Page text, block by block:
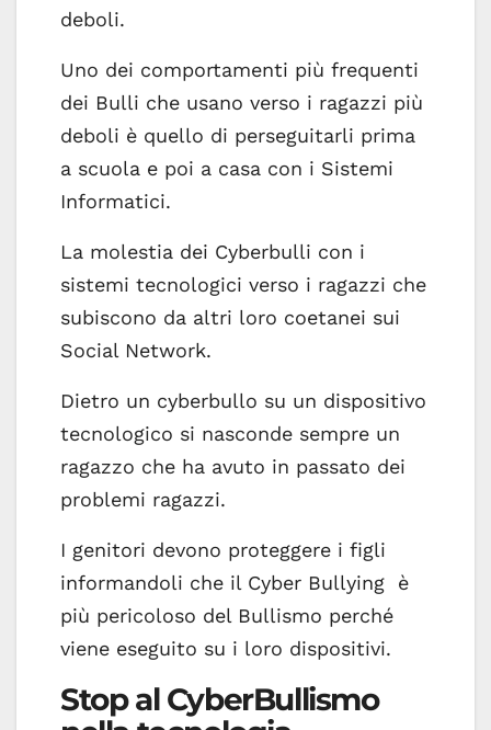
deboli.
Uno dei comportamenti più frequenti
dei Bulli che usano verso i ragazzi più
deboli è quello di perseguitarli prima
a scuola e poi a casa con i Sistemi
Informatici.
La molestia dei Cyberbulli con i
sistemi tecnologici verso i ragazzi che
subiscono da altri loro coetanei sui
Social Network.
Dietro un cyberbullo su un dispositivo
tecnologico si nasconde sempre un
ragazzo che ha avuto in passato dei
problemi ragazzi.
I genitori devono proteggere i figli
informandoli che il Cyber Bullying è
più pericoloso del Bullismo perché
viene eseguito su i loro dispositivi.
Stop al CyberBullismo